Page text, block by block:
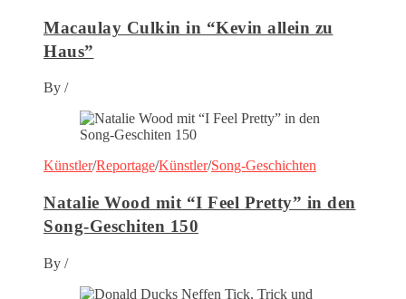
Macaulay Culkin in “Kevin allein zu
Haus”
By /
Künstler/Reportage/Künstler/Song-Geschichten
Natalie Wood mit “I Feel Pretty” in den
Song-Geschiten 150
By /